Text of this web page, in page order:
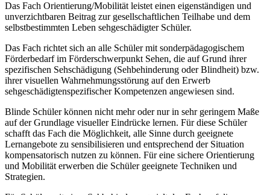
Das Fach Orientierung/Mobilität leistet einen eigenständigen und
unverzichtbaren Beitrag zur gesellschaftlichen Teilhabe und dem
selbstbestimmten Leben sehgeschädigter Schüler.
Das Fach richtet sich an alle Schüler mit sonderpädagogischem
Förderbedarf im Förderschwerpunkt Sehen, die auf Grund ihrer
spezifischen Sehschädigung (Sehbehinderung oder Blindheit) bzw.
ihrer visuellen Wahrnehmungsstörung auf den Erwerb
sehgeschädigtenspezifischer Kompetenzen angewiesen sind.
Blinde Schüler können nicht mehr oder nur in sehr geringem Maße
auf der Grundlage visueller Eindrücke lernen. Für diese Schüler
schafft das Fach die Möglichkeit, alle Sinne durch geeignete
Lernangebote zu sensibilisieren und entsprechend der Situation
kompensatorisch nutzen zu können. Für eine sichere Orientierung
und Mobilität erwerben die Schüler geeignete Techniken und
Strategien.